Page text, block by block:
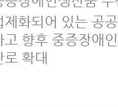
제화되어 있는 공
고 향후 중증장애
로 확대